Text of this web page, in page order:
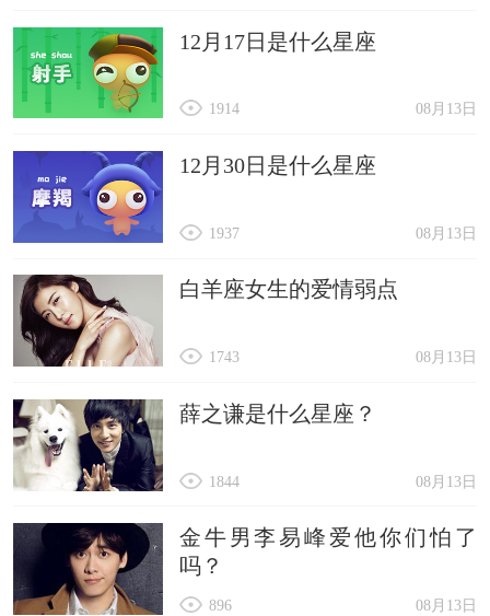
12月17日是什么星座
08月13日
1914
12月30日是什么星座
08月13日
1937
白羊座女生的爱情弱点
08月13日
1743
薛之谦是什么星座？
08月13日
1844
金牛男李易峰爱他你们怕了
吗？
08月13日
896